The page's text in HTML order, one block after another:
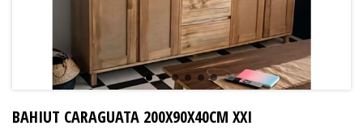
BAHIUT CARAGUATA 200X90X40CM XXI